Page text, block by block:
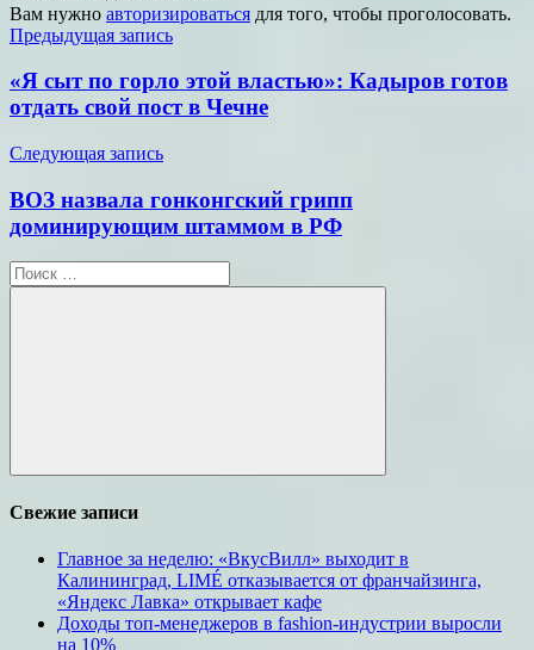
Вам нужно авторизироваться для того, чтобы проголосовать.
Навигация
по
записям
Предыдущая запись
«Я сыт по горло этой властью»: Кадыров готов
отдать свой пост в Чечне
Следующая запись
ВОЗ назвала гонконгский грипп
доминирующим штаммом в РФ
Поиск
для:
Поиск
Свежие записи
Главное за неделю: «ВкусВилл» выходит в
Калининград, LIMÉ отказывается от франчайзинга,
«Яндекс Лавка» открывает кафе
Доходы топ-менеджеров в fashion-индустрии выросли
на 10%